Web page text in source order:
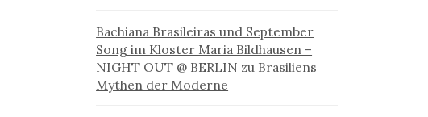
Bachiana Brasileiras und September
Song im Kloster Maria Bildhausen –
NIGHT OUT @ BERLIN zu Brasiliens
Mythen der Moderne